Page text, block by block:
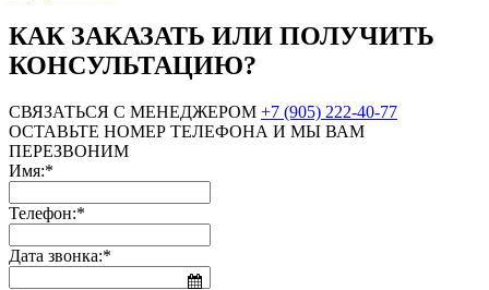
КАК ЗАКАЗАТЬ ИЛИ ПОЛУЧИТЬ
КОНСУЛЬТАЦИЮ?
СВЯЗАТЬСЯ С МЕНЕДЖЕРОМ +7 (905) 222-40-77
ОСТАВЬТЕ НОМЕР ТЕЛЕФОНА И МЫ ВАМ
ПЕРЕЗВОНИМ
Имя:*
Телефон:*
Дата звонка:*